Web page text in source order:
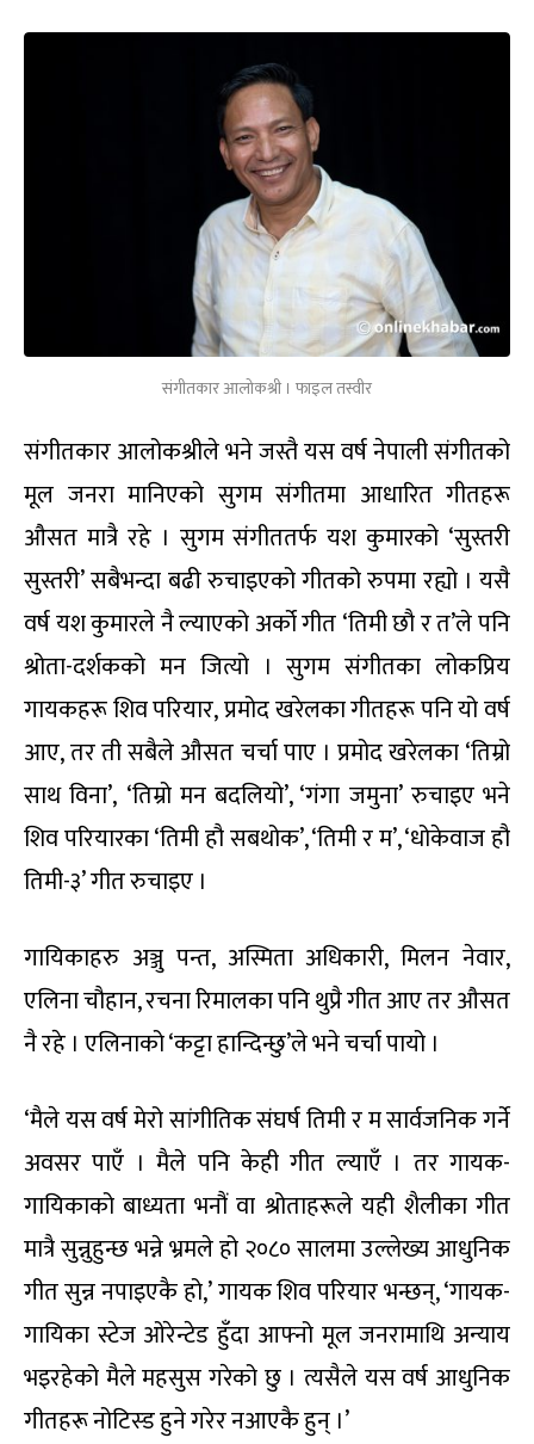
संगीतकार आलोकश्री । फाइल तस्वीर
संगीतकार आलोकश्रीले भने जस्तै यस वर्ष नेपाली संगीतको
मूल जनरा मानिएको सुगम संगीतमा आधारित गीतहरू
औसत मात्रै रहे । सुगम संगीततर्फ यश कुमारको ‘सुस्तरी
सुस्तरी’ सबैभन्दा बढी रुचाइएको गीतको रुपमा रह्यो । यसै
वर्ष यश कुमारले नै ल्याएको अर्को गीत ‘तिमी छौ र त’ले पनि
श्रोता-दर्शकको मन जित्यो । सुगम संगीतका लोकप्रिय
गायकहरू शिव परियार, प्रमोद खरेलका गीतहरू पनि यो वर्ष
आए, तर ती सबैले औसत चर्चा पाए । प्रमोद खरेलका ‘तिम्रो
साथ विना’, ‘तिम्रो मन बदलियो’, ‘गंगा जमुना’ रुचाइए भने
शिव परियारका ‘तिमी हौ सबथोक’, ‘तिमी र म’, ‘धोकेवाज हौ
तिमी-३’ गीत रुचाइए ।
गायिकाहरु अञ्जु पन्त, अस्मिता अधिकारी, मिलन नेवार,
एलिना चौहान, रचना रिमालका पनि थुप्रै गीत आए तर औसत
नै रहे । एलिनाको ‘कट्टा हान्दिन्छु’ले भने चर्चा पायो ।
‘मैले यस वर्ष मेरो सांगीतिक संघर्ष तिमी र म सार्वजनिक गर्ने
अवसर पाएँ । मैले पनि केही गीत ल्याएँ । तर गायक-
गायिकाको बाध्यता भनौं वा श्रोताहरूले यही शैलीका गीत
मात्रै सुन्नुहुन्छ भन्ने भ्रमले हो २०८० सालमा उल्लेख्य आधुनिक
गीत सुन्न नपाइएकै हो,’ गायक शिव परियार भन्छन्, ‘गायक-
गायिका स्टेज ओरेन्टेड हुँदा आफ्नो मूल जनरामाथि अन्याय
भइरहेको मैले महसुस गरेको छु । त्यसैले यस वर्ष आधुनिक
गीतहरू नोटिस्ड हुने गरेर नआएकै हुन् ।’